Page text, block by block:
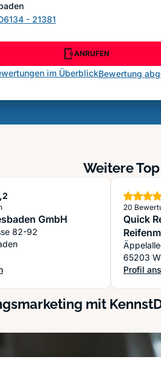
- 21381
ANRUFEN
im ÜberblickBewertung
Weitere
GmbH
82-92
GmbH
20
Quick
65203
Profil
: Quick
mit